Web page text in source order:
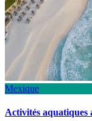
Mexique
Activités aquatiques